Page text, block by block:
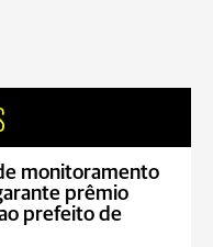
monitoramento
prêmio
prefeito de